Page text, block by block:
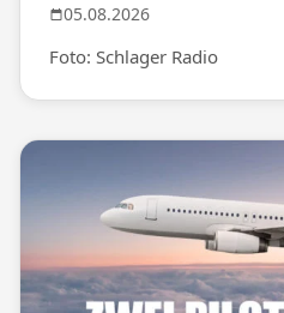
05.08.2026
Foto: Schlager Radio